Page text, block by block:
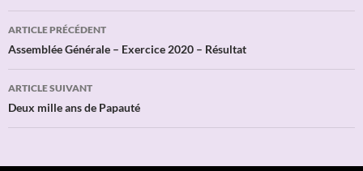
Navigation
des
articles
ARTICLE PRÉCÉDENT
Assemblée Générale – Exercice 2020 – Résultat
ARTICLE SUIVANT
Deux mille ans de Papauté